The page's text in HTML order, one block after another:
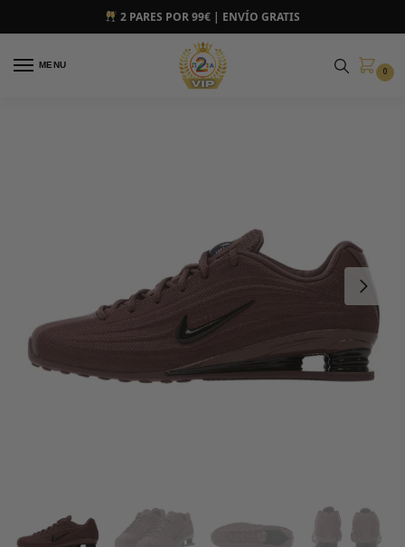
2 PARES POR 99€ | ENVÍO GRATIS
MENU
0